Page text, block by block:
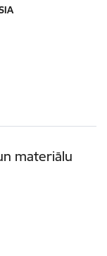
materiālu